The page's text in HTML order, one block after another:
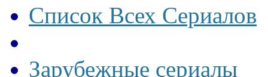
Список Всех Сериалов
Зарубежные сериалы